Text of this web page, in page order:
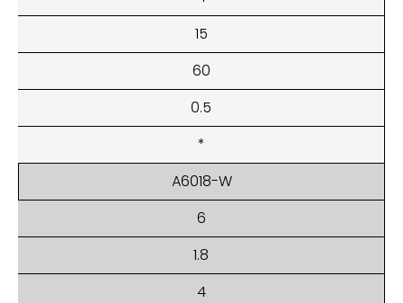
15
60
0.5
*
A6018-W
6
1.8
4